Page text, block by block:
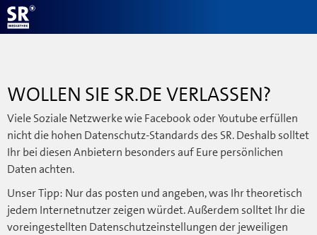
WOLLEN SIE SR.DE VERLASSEN?
Viele Soziale Netzwerke wie Facebook oder Youtube erfüllen
nicht die hohen Datenschutz-Standards des SR. Deshalb solltet
Ihr bei diesen Anbietern besonders auf Eure persönlichen
Daten achten.
Unser Tipp: Nur das posten und angeben, was Ihr theoretisch
jedem Internetnutzer zeigen würdet. Außerdem solltet Ihr die
voreingestellten Datenschutzeinstellungen der jeweiligen